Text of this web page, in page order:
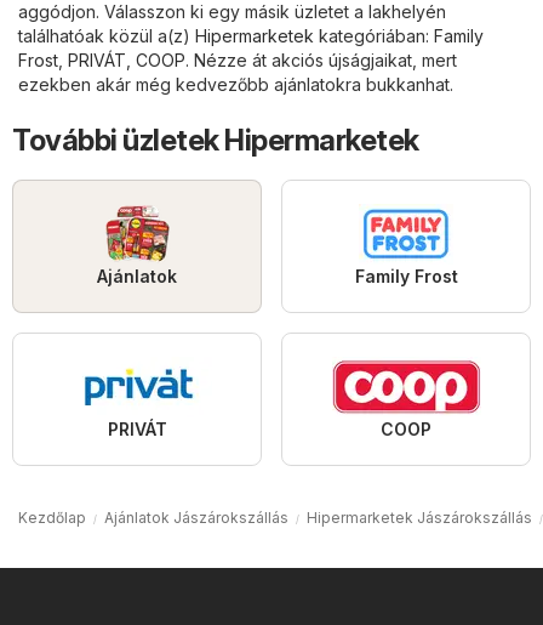
aggódjon. Válasszon ki egy másik üzletet a lakhelyén
találhatóak közül a(z) Hipermarketek kategóriában: Family
Frost PRIVÁT COOP. Nézze át akciós újságjaikat, mert
ezekben akár még kedvezőbb ajánlatokra bukkanhat.
További üzletek Hipermarketek
Ajánlatok Family Frost
PRIVÁT COOP
Kezdőlap Ajánlatok Jászárokszállás Hipermarketek Jászárokszállás